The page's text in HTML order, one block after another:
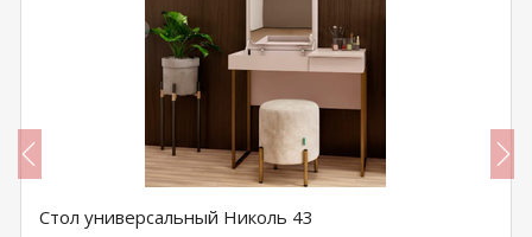
Стол универсальный Николь 43